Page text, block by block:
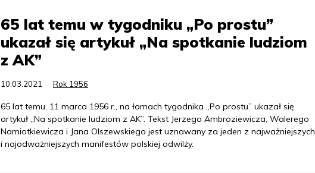
65 lat temu w tygodniku „Po prostu”
ukazał się artykuł „Na spotkanie ludziom
z AK”
10.03.2021 Rok 1956
65 lat temu, 11 marca 1956 r., na łamach tygodnika „Po prostu” ukazał się
artykuł „Na spotkanie ludziom z AK”. Tekst Jerzego Ambroziewicza, Walerego
Namiotkiewicza i Jana Olszewskiego jest uznawany za jeden z najważniejszych
i najodważniejszych manifestów polskiej odwilży.